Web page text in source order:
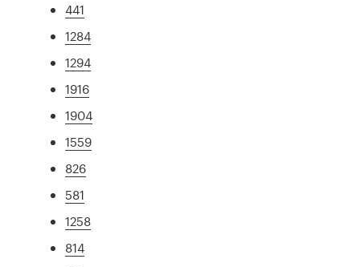
441
1284
1294
1916
1904
1559
826
581
1258
814